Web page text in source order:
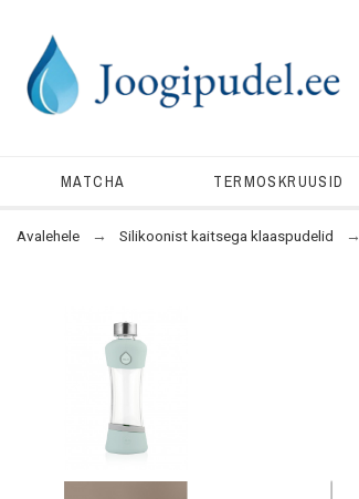
MATCHA TERMOSKRUUSID
Avalehele Silikoonist kaitsega klaaspudelid